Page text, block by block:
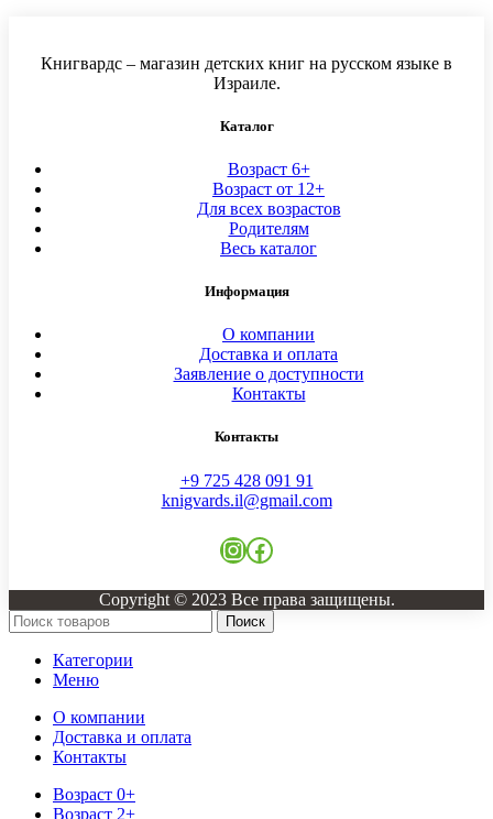
Книгвардс – магазин детских книг на русском языке в
Израиле.
Каталог
Возраст 6+
Возраст от 12+
Для всех возрастов
Родителям
Весь каталог
Информация
О компании
Доставка и оплата
Заявление о доступности
Контакты
Контакты
+9 725 428 091 91
knigvards.il@gmail.com
Copyright © 2023 Все права защищены.
Поиск
Категории
Меню
О компании
Доставка и оплата
Контакты
Возраст 0+
Возраст 2+